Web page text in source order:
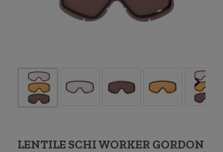
LENTILE SCHI WORKER GORDON